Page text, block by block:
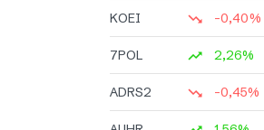
KOEI -0,40%
7POL 2,26%
ADRS2 -0,45%